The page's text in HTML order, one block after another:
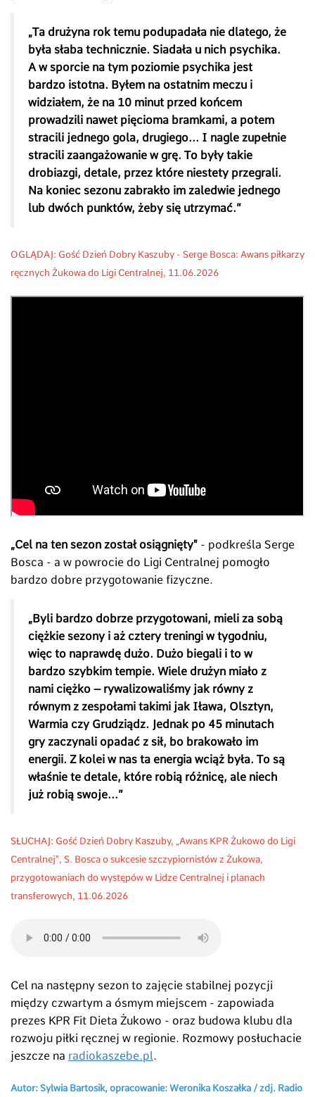
„Ta drużyna rok temu podupadała nie dlatego, że
była słaba technicznie. Siadała u nich psychika.
A w sporcie na tym poziomie psychika jest
bardzo istotna. Byłem na ostatnim meczu i
widziałem, że na 10 minut przed końcem
prowadzili nawet pięcioma bramkami, a potem
stracili jednego gola, drugiego... I nagle zupełnie
stracili zaangażowanie w grę. To były takie
drobiazgi, detale, przez które niestety przegrali.
Na koniec sezonu zabrakło im zaledwie jednego
lub dwóch punktów, żeby się utrzymać.”
OGLĄDAJ: Gość Dzień Dobry Kaszuby - Serge Bosca: Awans piłkarzy
ręcznych Żukowa do Ligi Centralnej, 11.06.2026
„Cel na ten sezon został osiągnięty" - podkreśla Serge
Bosca - a w powrocie do Ligi Centralnej pomogło
bardzo dobre przygotowanie fizyczne.
„Byli bardzo dobrze przygotowani, mieli za sobą
ciężkie sezony i aż cztery treningi w tygodniu,
więc to naprawdę dużo. Dużo biegali i to w
bardzo szybkim tempie. Wiele drużyn miało z
nami ciężko – rywalizowaliśmy jak równy z
równym z zespołami takimi jak Iława, Olsztyn,
Warmia czy Grudziądz. Jednak po 45 minutach
gry zaczynali opadać z sił, bo brakowało im
energii. Z kolei w nas ta energia wciąż była. To są
właśnie te detale, które robią różnicę, ale niech
już robią swoje...”
SŁUCHAJ: Gość Dzień Dobry Kaszuby,
Awans KPR Żukowo do Ligi
Centralnej", S. Bosca o sukcesie szczypiornistów z Żukowa,
przygotowaniach do występów w Lidze Centralnej i planach
transferowych, 11.06.2026
Cel na następny sezon to zajęcie stabilnej pozycji
między czwartym a ósmym miejscem - zapowiada
prezes KPR Fit Dieta Żukowo - oraz budowa klubu dla
rozwoju piłki ręcznej w regionie. Rozmowy posłuchacie
jeszcze na radiokaszebe.pl.
Autor: Sylwia Bartosik, opracowanie: Weronika Koszałka / zdj. Radio